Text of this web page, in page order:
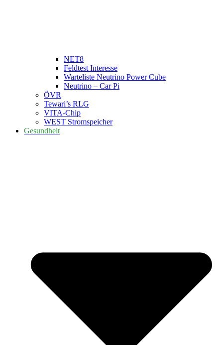
NET8
Feldtest Interesse
Warteliste Neutrino Power Cube
Neutrino – Car Pi
ÖVR
Tewari’s RLG
VITA-Chip
WEST Stromspeicher
Gesundheit